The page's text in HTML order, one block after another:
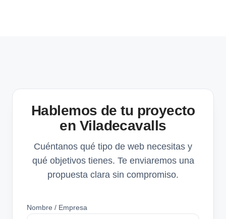
Hablemos de tu proyecto
en Viladecavalls
Cuéntanos qué tipo de web necesitas y
qué objetivos tienes. Te enviaremos una
propuesta clara sin compromiso.
Nombre / Empresa